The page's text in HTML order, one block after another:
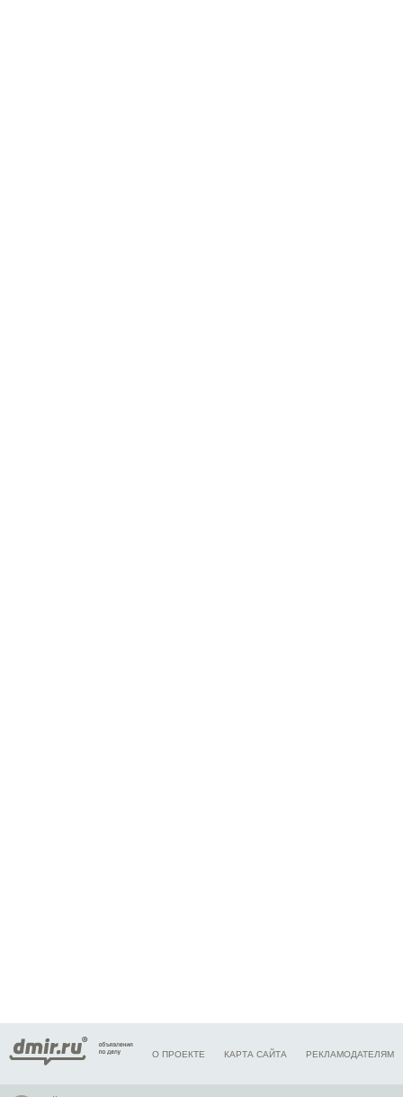
О ПРОЕКТЕ КАРТА САЙТА РЕКЛАМОДАТЕЛЯМ